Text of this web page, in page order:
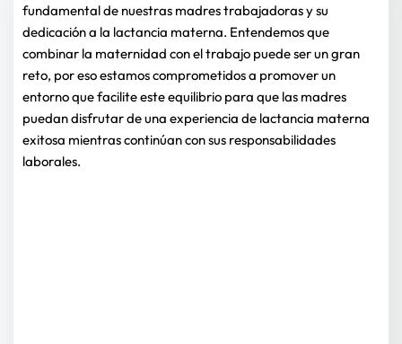
fundamental de nuestras madres trabajadoras y su
dedicación a la lactancia materna. Entendemos que
combinar la maternidad con el trabajo puede ser un gran
reto, por eso estamos comprometidos a promover un
entorno que facilite este equilibrio para que las madres
puedan disfrutar de una experiencia de lactancia materna
exitosa mientras continúan con sus responsabilidades
laborales.